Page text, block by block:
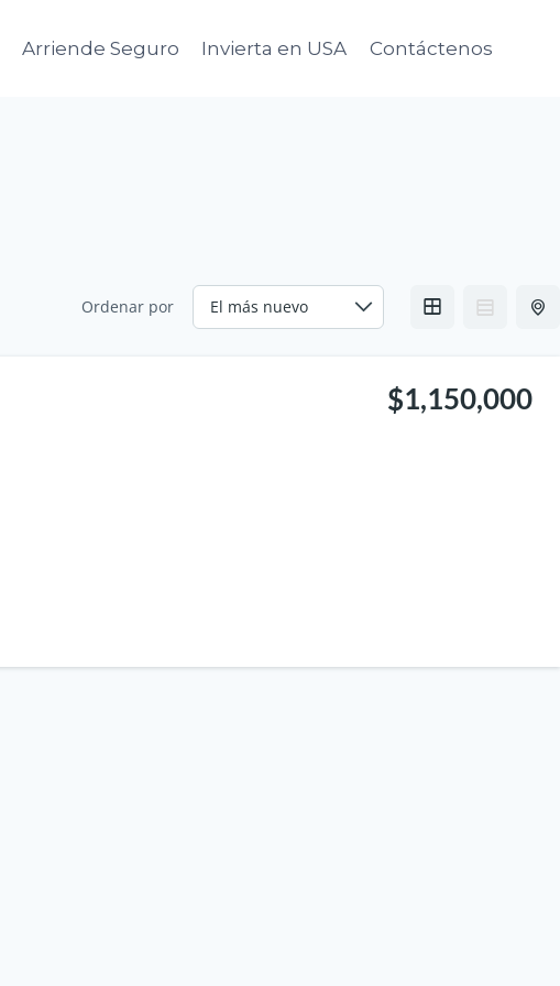
Arriende Seguro Invierta en USA Contáctenos
Ordenar por
$1,150,000